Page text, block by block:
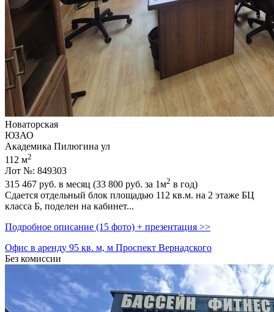
Новаторская
ЮЗАО
Академика Пилюгина ул
112 м2
Лот №: 849303
315 467 руб. в месяц (33 800 руб. за 1м2 в год)
Сдается отдельный блок площадью 112 кв.м. на 2 этаже БЦ
класса Б,­ поделен на кабинет...
Подробное описание (15 фото) + презентация >>
Офис в аренду 95 кв. м, м Проспект Вернадского
Без комиссии